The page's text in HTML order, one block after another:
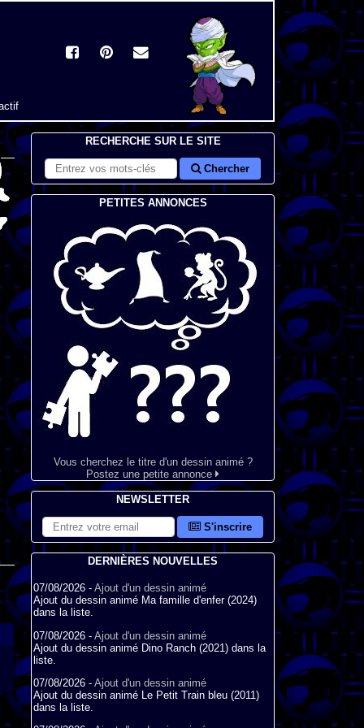
RECHERCHE SUR LE SITE
Chercher
PETITES ANNONCES
Vous cherchez le titre d'un dessin animé ?
Postez une petite annonce
NEWSLETTER
S'inscrire
DERNIÈRES NOUVELLES
07/08/2026 - Ajout d'un dessin animé
Ajout du dessin animé Ma famille d'enfer (2024)
dans la liste.
07/08/2026 - Ajout d'un dessin animé
Ajout du dessin animé Dino Ranch (2021) dans la
liste.
07/08/2026 - Ajout d'un dessin animé
Ajout du dessin animé Le Petit Train bleu (2011)
dans la liste.